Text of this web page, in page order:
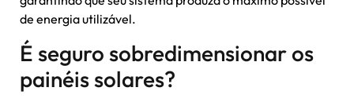
de energia utilizável.
É seguro sobredimensionar os
painéis solares?